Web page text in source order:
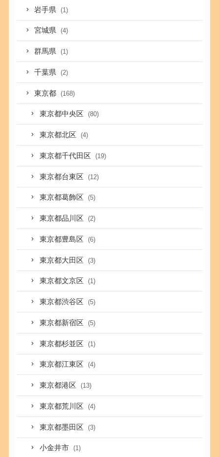
岩手県 (1)
宮城県 (4)
群馬県 (1)
千葉県 (2)
東京都 (168)
東京都中央区 (80)
東京都北区 (4)
東京都千代田区 (19)
東京都台東区 (12)
東京都葛飾区 (5)
東京都品川区 (2)
東京都豊島区 (6)
東京都大田区 (3)
東京都文京区 (1)
東京都渋谷区 (5)
東京都新宿区 (5)
東京都杉並区 (1)
東京都江東区 (4)
東京都港区 (13)
東京都荒川区 (4)
東京都墨田区 (3)
小金井市 (1)